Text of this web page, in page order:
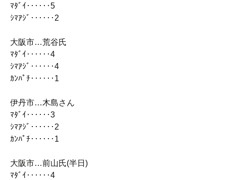
ﾏﾀﾞｲ‥‥‥5
ｼﾏｱｼﾞ‥‥‥2
大阪市…荒谷氏
ﾏﾀﾞｲ‥‥‥4
ｼﾏｱｼﾞ‥‥‥4
ｶﾝﾊﾟﾁ‥‥‥1
伊丹市…木島さん
ﾏﾀﾞｲ‥‥‥3
ｼﾏｱｼﾞ‥‥‥2
ｶﾝﾊﾟﾁ‥‥‥1
大阪市…前山氏(半日)
ﾏﾀﾞｲ‥‥‥4